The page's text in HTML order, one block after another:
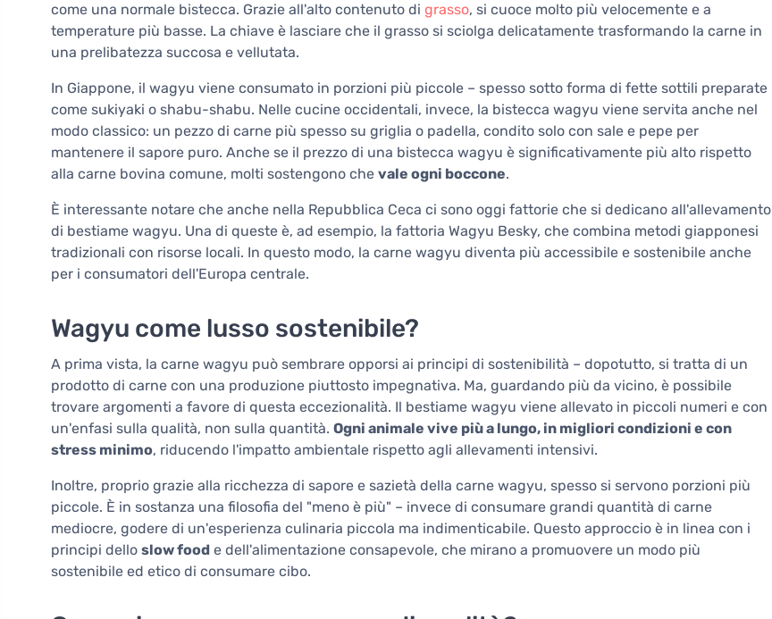
come una normale bistecca. Grazie all'alto contenuto di grasso, si cuoce molto più velocemente e a
temperature più basse. La chiave è lasciare che il grasso si sciolga delicatamente trasformando la carne in
una prelibatezza succosa e vellutata.
In Giappone, il wagyu viene consumato in porzioni più piccole – spesso sotto forma di fette sottili preparate
come sukiyaki o shabu-shabu. Nelle cucine occidentali, invece, la bistecca wagyu viene servita anche nel
modo classico: un pezzo di carne più spesso su griglia o padella, condito solo con sale e pepe per
mantenere il sapore puro. Anche se il prezzo di una bistecca wagyu è significativamente più alto rispetto
alla carne bovina comune, molti sostengono che vale ogni boccone.
È interessante notare che anche nella Repubblica Ceca ci sono oggi fattorie che si dedicano all'allevamento
di bestiame wagyu. Una di queste è, ad esempio, la fattoria Wagyu Besky, che combina metodi giapponesi
tradizionali con risorse locali. In questo modo, la carne wagyu diventa più accessibile e sostenibile anche
per i consumatori dell'Europa centrale.
Wagyu come lusso sostenibile?
A prima vista, la carne wagyu può sembrare opporsi ai principi di sostenibilità – dopotutto, si tratta di un
prodotto di carne con una produzione piuttosto impegnativa. Ma, guardando più da vicino, è possibile
trovare argomenti a favore di questa eccezionalità. Il bestiame wagyu viene allevato in piccoli numeri e con
un'enfasi sulla qualità, non sulla quantità. Ogni animale vive più a lungo, in migliori condizioni e con
stress minimo, riducendo l'impatto ambientale rispetto agli allevamenti intensivi.
Inoltre, proprio grazie alla ricchezza di sapore e sazietà della carne wagyu, spesso si servono porzioni più
piccole. È in sostanza una filosofia del "meno è più" – invece di consumare grandi quantità di carne
mediocre, godere di un'esperienza culinaria piccola ma indimenticabile. Questo approccio è in linea con i
principi dello slow food e dell'alimentazione consapevole, che mirano a promuovere un modo più
sostenibile ed etico di consumare cibo.